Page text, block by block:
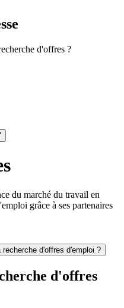
d'offres ?
du marché du travail en
grâce à ses partenaires
d'offres d'emploi ?
d'offres